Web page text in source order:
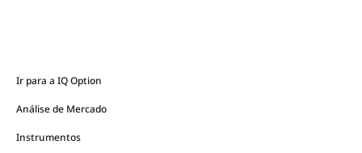
Ir para a IQ Option
Análise de Mercado
Instrumentos